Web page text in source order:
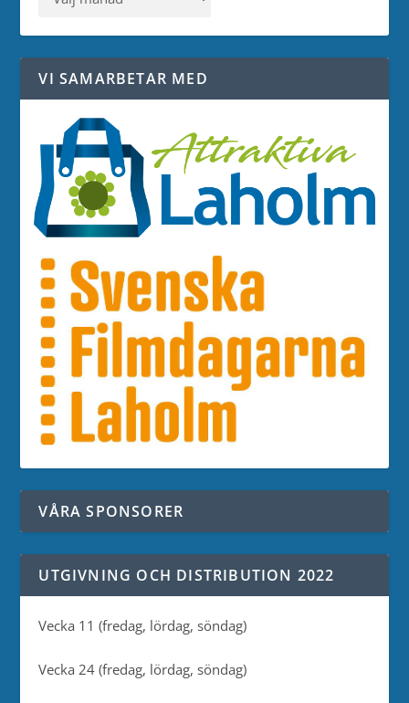
VI SAMARBETAR MED
VÅRA SPONSORER
UTGIVNING OCH DISTRIBUTION 2022
Vecka 11 (fredag, lördag, söndag)
Vecka 24 (fredag, lördag, söndag)